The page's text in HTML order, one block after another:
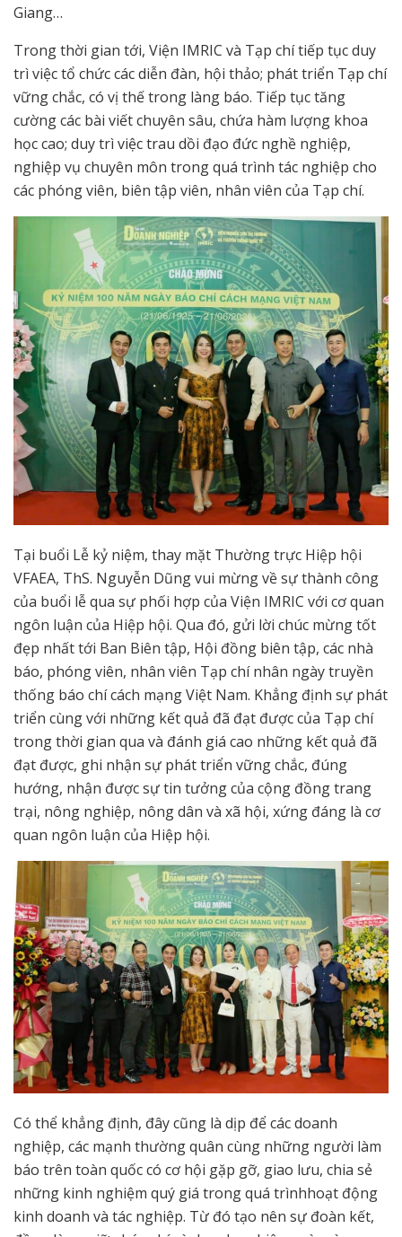
Giang…
Trong thời gian tới, Viện IMRIC và Tạp chí tiếp tục duy
trì việc tổ chức các diễn đàn, hội thảo; phát triển Tạp chí
vững chắc, có vị thế trong làng báo. Tiếp tục tăng
cường các bài viết chuyên sâu, chứa hàm lượng khoa
học cao; duy trì việc trau dồi đạo đức nghề nghiệp,
nghiệp vụ chuyên môn trong quá trình tác nghiệp cho
các phóng viên, biên tập viên, nhân viên của Tạp chí.
Tại buổi Lễ kỷ niệm, thay mặt Thường trực Hiệp hội
VFAEA, ThS. Nguyễn Dũng vui mừng về sự thành công
của buổi lễ qua sự phối hợp của Viện IMRIC với cơ quan
ngôn luận của Hiệp hội. Qua đó, gửi lời chúc mừng tốt
đẹp nhất tới Ban Biên tập, Hội đồng biên tập, các nhà
báo, phóng viên, nhân viên Tạp chí nhân ngày truyền
thống báo chí cách mạng Việt Nam. Khẳng định sự phát
triển cùng với những kết quả đã đạt được của Tạp chí
trong thời gian qua và đánh giá cao những kết quả đã
đạt được, ghi nhận sự phát triển vững chắc, đúng
hướng, nhận được sự tin tưởng của cộng đồng trang
trại, nông nghiệp, nông dân và xã hội, xứng đáng là cơ
quan ngôn luận của Hiệp hội.
Có thể khẳng định, đây cũng là dịp để các doanh
nghiệp, các mạnh thường quân cùng những người làm
báo trên toàn quốc có cơ hội gặp gỡ, giao lưu, chia sẻ
những kinh nghiệm quý giá trong quá trìnhhoạt động
kinh doanh và tác nghiệp. Từ đó tạo nên sự đoàn kết,